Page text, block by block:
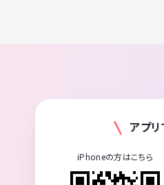
アプ
iPhoneの方はこちら